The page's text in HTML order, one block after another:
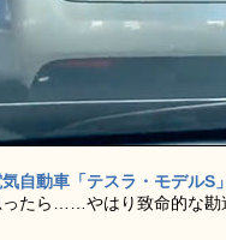
自動車「テスラ・モデルS
たら……やはり致命的な勘